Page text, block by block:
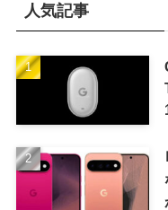
人気記事